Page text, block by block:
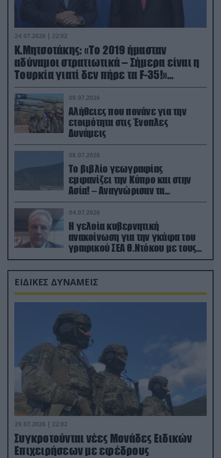
24.07.2026 | 22:02
Κ.Μητσοτάκης: «Το 2019 ήμασταν
αδύναμοι στρατιωτικά – Σήμερα είναι η
Τουρκία γιατί δεν πήρε τα F-35!»
(βίντεο)
09.07.2026
Αλήθειες που πονάνε για την
ετοιμότητα στις Ένοπλες
Δυνάμεις
08.07.2026
Το βιβλίο γεωγραφίας
εμφανίζει την Κύπρο και στην
Ασία! – Αναγνώρισαν τα
κατεχόμενα; (φωτο)
04.07.2026
Η γελοία κυβερνητική
ανακοίνωση για την γκάφα του
γραφικού ΣΕΑ Θ.Ντόκου με τους
Ρώσους φαρσέρ
ΕΙΔΙΚΕΣ ΔΥΝΑΜΕΙΣ
29.07.2026 | 22:02
Συγκροτούνται νέες Μονάδες Ειδικών
Επιχειρήσεων με εφέδρους